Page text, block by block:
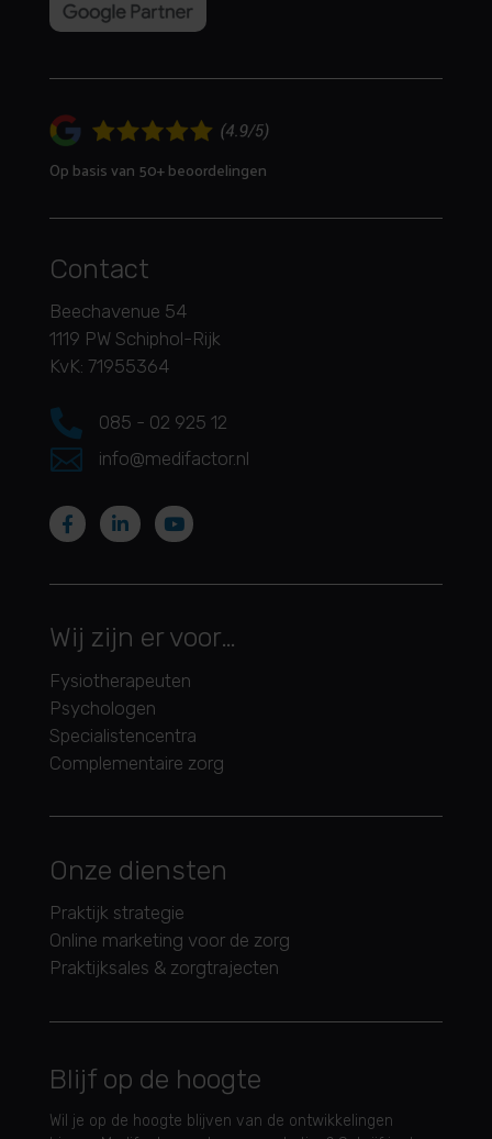
Op basis van 50+ beoordelingen
Contact
Beechavenue 54
1119 PW Schiphol-Rijk
KvK: 71955364
 085 - 02 925 12
 info@medifactor.nl
Wij zijn er voor…
Fysiotherapeuten
Psychologen
Specialistencentra
Complementaire zorg
Onze diensten
Praktijk strategie
Online marketing voor de zorg
Praktijksales & zorgtrajecten
Blijf op de hoogte
Wil je op de hoogte blijven van de ontwikkelingen